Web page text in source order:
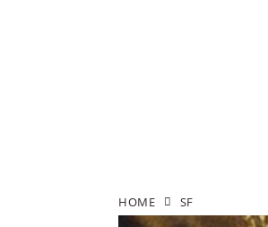
HOME SF